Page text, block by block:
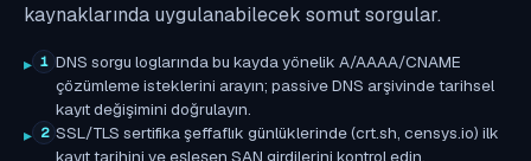
kaynaklarında uygulanabilecek somut sorgular.
1 DNS sorgu loglarında bu kayda yönelik A/AAAA/CNAME
çözümleme isteklerini arayın; passive DNS arşivinde tarihsel
kayıt değişimini doğrulayın.
2 SSL/TLS sertifika şeffaflık günlüklerinde (crt.sh, censys.io) ilk
kayıt tarihini ve eşleşen SAN girdilerini kontrol edin.